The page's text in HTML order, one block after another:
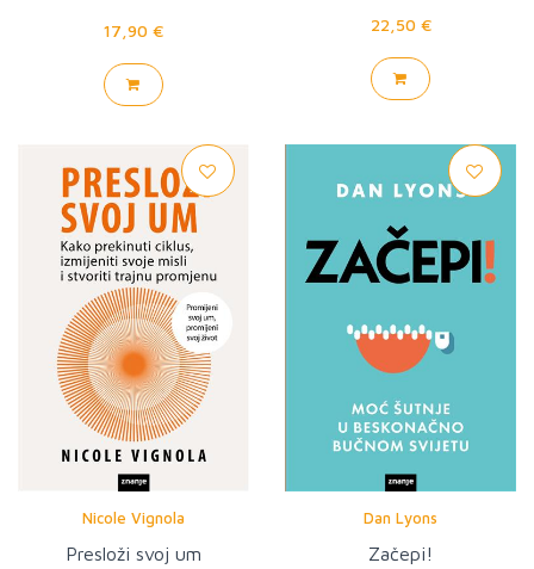
17,90 € 22,50 €
Nicole Vignola
Presloži svoj um
Dan Lyons
Začepi!